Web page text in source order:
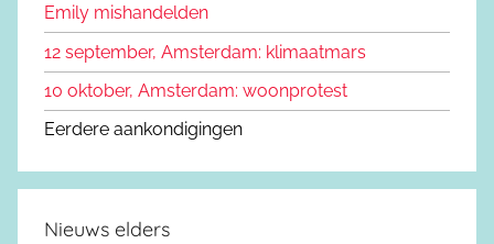
Emily mishandelden
12 september, Amsterdam: klimaatmars
10 oktober, Amsterdam: woonprotest
Eerdere aankondigingen
Nieuws elders